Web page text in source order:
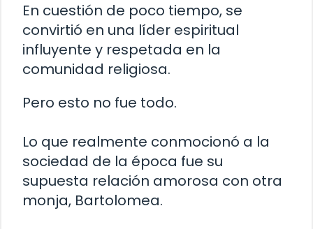
En cuestión de poco tiempo, se
convirtió en una líder espiritual
influyente y respetada en la
comunidad religiosa.
Pero esto no fue todo.
Lo que realmente conmocionó a la
sociedad de la época fue su
supuesta relación amorosa con otra
monja, Bartolomea.